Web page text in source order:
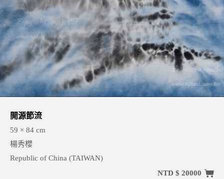
開源節流
59 × 84 cm
楊秀櫻
Republic of China (TAIWAN)
NTD $ 20000